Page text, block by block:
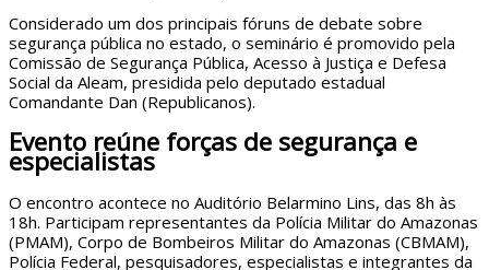
Considerado um dos principais fóruns de debate sobre
segurança pública no estado, o seminário é promovido pela
Comissão de Segurança Pública, Acesso à Justiça e Defesa
Social da Aleam, presidida pelo deputado estadual
Comandante Dan (Republicanos).
Evento reúne forças de segurança e
especialistas
O encontro acontece no Auditório Belarmino Lins, das 8h às
18h. Participam representantes da Polícia Militar do Amazonas
(PMAM), Corpo de Bombeiros Militar do Amazonas (CBMAM),
Polícia Federal, pesquisadores, especialistas e integrantes da